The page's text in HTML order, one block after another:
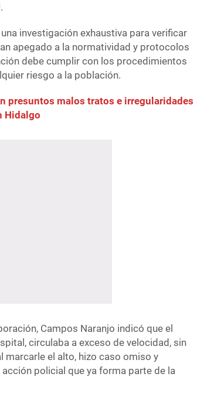
investigación exhaustiva para verificar
apegado a la normatividad y protocolos
debe cumplir con los procedimientos
riesgo a la población.
presuntos malos tratos e irregularidades
Hidalgo
Campos Naranjo indicó que el
circulaba a exceso de velocidad, sin
marcarle el alto, hizo caso omiso y
policial que ya forma parte de la